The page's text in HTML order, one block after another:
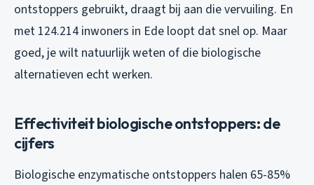
ontstoppers gebruikt, draagt bij aan die vervuiling. En
met 124.214 inwoners in Ede loopt dat snel op. Maar
goed, je wilt natuurlijk weten of die biologische
alternatieven echt werken.
Effectiviteit biologische ontstoppers: de
cijfers
Biologische enzymatische ontstoppers halen 65-85%